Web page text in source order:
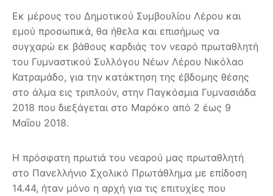
Εκ μέρους του Δημοτικού Συμβουλίου Λέρου και
εμού προσωπικά, θα ήθελα και επισήμως να
συγχαρώ εκ βάθους καρδιάς τον νεαρό πρωταθλητή
του Γυμναστικού Συλλόγου Νέων Λέρου Νικόλαο
Κατραμάδο, για την κατάκτηση της έβδομης θέσης
στο άλμα εις τριπλούν, στην Παγκόσμια Γυμνασιάδα
2018 που διεξάγεται στο Μαρόκο από 2 έως 9
Μαΐου 2018.
Η πρόσφατη πρωτιά του νεαρού μας πρωταθλητή
στο Πανελλήνιο Σχολικό Πρωτάθλημα με επίδοση
14.44, ήταν μόνο η αρχή για τις επιτυχίες που